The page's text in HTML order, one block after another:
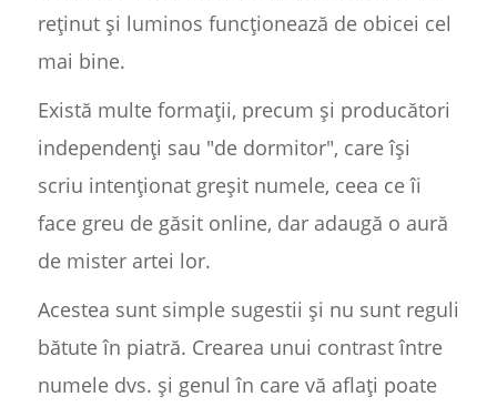
reținut și luminos funcționează de obicei cel
mai bine.
Există multe formații, precum și producători
independenți sau "de dormitor", care își
scriu intenționat greșit numele, ceea ce îi
face greu de găsit online, dar adaugă o aură
de mister artei lor.
Acestea sunt simple sugestii și nu sunt reguli
bătute în piatră. Crearea unui contrast între
numele dvs. și genul în care vă aflați poate